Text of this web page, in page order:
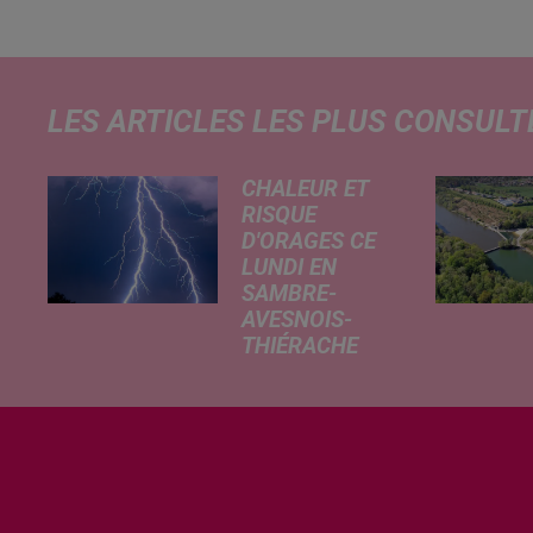
LES ARTICLES LES PLUS
CHALEUR ET
RISQUE
D'ORAGES CE
LUNDI EN
SAMBRE-
AVESNOIS-
THIÉRACHE
typiquement